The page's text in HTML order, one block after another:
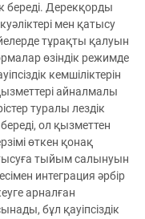
береді. Дерекқорды
мен қатысу
тұрақты қалуын
өзіндік режимде
кемшіліктерін
айналмалы
туралы лездік
ол қызметтен
өткен қонақ
тыйым салынуын
интеграция әрбір
арналған
бұл қауіпсіздік